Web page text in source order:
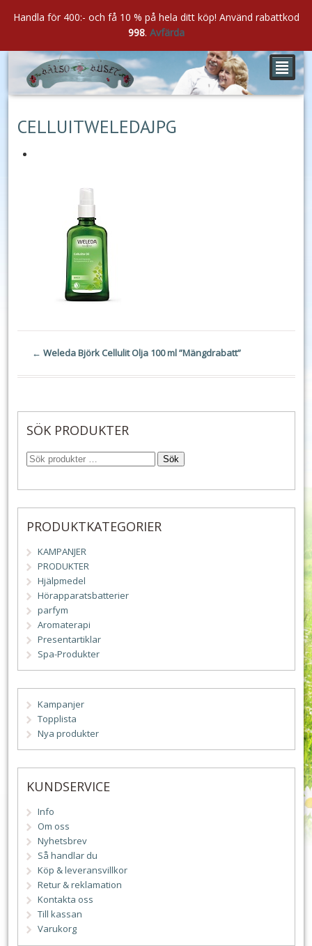
²
CELLUITWELEDAJPG
← Weleda Björk Cellulit Olja 100 ml ”Mängdrabatt”
SÖK PRODUKTER
Sök
PRODUKTKATEGORIER
KAMPANJER
PRODUKTER
Hjälpmedel
Hörapparatsbatterier
parfym
Aromaterapi
Presentartiklar
Spa-Produkter
Kampanjer
Topplista
Nya produkter
KUNDSERVICE
Info
Om oss
Nyhetsbrev
Så handlar du
Köp & leveransvillkor
Retur & reklamation
Kontakta oss
Till kassan
Varukorg
Handla för 400:- och få 10 % på hela ditt köp! Använd rabattkod
998. Avfärda